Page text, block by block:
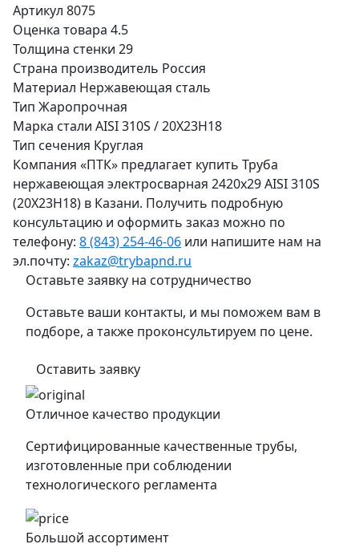
Артикул 8075
Оценка товара 4.5
Толщина стенки 29
Страна производитель Россия
Материал Нержавеющая сталь
Тип Жаропрочная
Марка стали AISI 310S / 20Х23Н18
Тип сечения Круглая
Компания «ПТК» предлагает купить Труба
нержавеющая электросварная 2420х29 AISI 310S
(20Х23Н18) в Казани. Получить подробную
консультацию и оформить заказ можно по
телефону: 8 (843) 254-46-06 или напишите нам на
эл.почту: zakaz@trybapnd.ru
Оставьте заявку на сотрудничество
Оставьте ваши контакты, и мы поможем вам в
подборе, а также проконсультируем по цене.
Оставить заявку
Отличное качество продукции
Сертифицированные качественные трубы,
изготовленные при соблюдении
технологического регламента
Большой ассортимент